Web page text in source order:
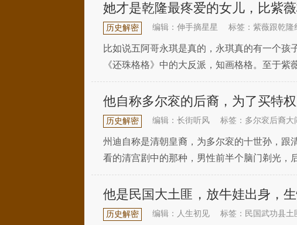
她才是乾隆最疼爱的女儿，比紫
历史解密 编辑：伸手摘星星 标签：紫薇跟乾隆
比如说五阿哥永琪是真的，永琪真的有一个
《还珠格格》中的大反派，知画格格。至于
子福隆安，也是就电视剧中尔康的原型。紫薇
他自称多尔衮的后裔，为了买特
历史解密 编辑：长街听风 标签：多尔衮后裔
州迪自称是清朝皇裔，为多尔衮的十世孙，跟
看的清宫剧中的那种，男性前半个脑门剃光，
份。州迪如果只是自己保持着这样的穿着，那
他是民国大土匪，放牛娃出身，
历史解密 编辑：人生初见 标签：民国武功县土